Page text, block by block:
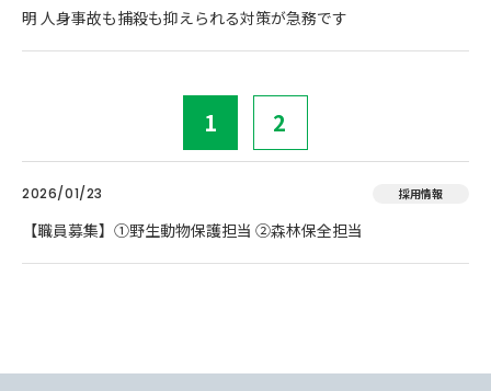
明 人身事故も捕殺も抑えられる対策が急務です
1 2
2026/01/23 採用情報
【職員募集】①野生動物保護担当 ②森林保全担当